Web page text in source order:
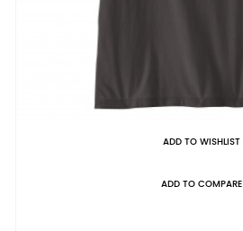
ADD TO WISHLIST
ADD TO COMPARE